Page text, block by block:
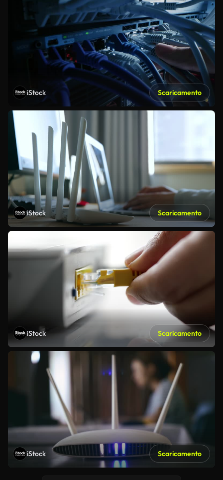
iStock Scaricamento
iStock Scaricamento
iStock Scaricamento
iStock Scaricamento